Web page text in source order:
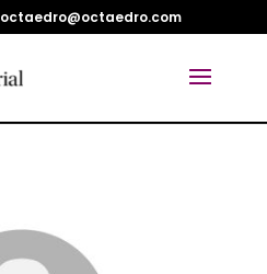
octaedro@octaedro.com